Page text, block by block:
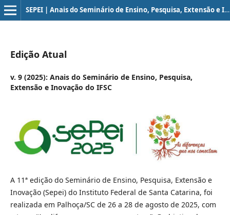
SEPEI | Anais do Seminário de Ensino, Pesquisa, Extensão e Inovação do IFSC
Edição Atual
v. 9 (2025): Anais do Seminário de Ensino, Pesquisa,
Extensão e Inovação do IFSC
A 11ª edição do Seminário de Ensino, Pesquisa, Extensão e
Inovação (Sepei) do Instituto Federal de Santa Catarina, foi
realizada em Palhoça/SC de 26 a 28 de agosto de 2025, com